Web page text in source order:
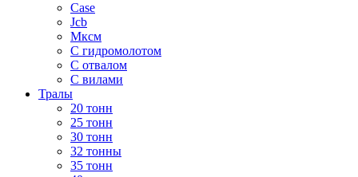
Case
Jcb
Мксм
С гидромолотом
С отвалом
С вилами
Тралы
20 тонн
25 тонн
30 тонн
32 тонны
35 тонн